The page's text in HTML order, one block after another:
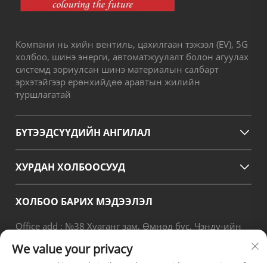
Компани нь хийн вентиль, цахилгаан тэжээл (EV), 5G
холбоо, шинэ энерги, автоматжуулалт болон агуулах
системд зориулсан шинэ материалын салбарт
эрхэтэйгээр ерөнхийдөө аравтын жилийн
туршлагатай
БҮТЭЭДСҮҮДИЙН АНГИЛАЛ
ХУРДАН ХОЛБООСУУД
ХОЛБОО БАРИХ МЭДЭЭЛЭЛ
Office add : №38 Хуаганг зам, Өмнөд бүс, Чэнду-ийн
орчин үеийн үйлдвэрлэлийн боомт, Писян, Чэнду,
Сычуань, Хятад
We value your privacy